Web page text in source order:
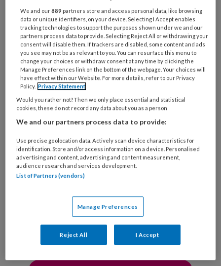
functie
Bij
welke
organisatie
werk
je?
Untitled
Ontvang 2x per week de
KinderopvangTotaal nieuwsbrief
Ontvang iedere zondag het
Ja, ik geef toestemming voor e-mails
van KinderopvangTotaal en
Springer Media B.V.
Uw bovenstaande gegevens kunnen worden toegevoegd aan
We and our889 partners store and access personal data, like browsing
data or unique identifiers, on your device. Selecting I Accept enables
tracking technologies to support the purposes shown under we and our
partners process data to provide. Selecting Reject All or withdrawing your
consent will disable them. If trackers are disabled, some content and ads
you see may not be as relevant to you. You can resurface this menu to
change your choices or withdraw consent at any time by clicking the
Manage Preferences link on the bottom of the webpage. Your choices will
have effect within our Website. For more details, refer to our Privacy
Policy. Privacy Statement
Would you rather not? Then we only place essential and statistical
cookies, these do not record any data about you as a person
We and our partners process data to provide:
Use precise geolocation data. Actively scan device characteristics for
identification. Store and/or access information on a device. Personalised
advertising and content, advertising and content measurement,
audience research and services development.
List of Partners (vendors)
Manage Preferences
Reject All I Accept